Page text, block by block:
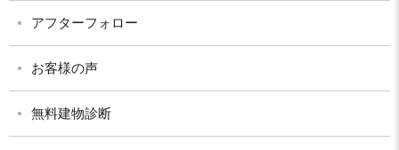
アフターフォロー
お客様の声
無料建物診断